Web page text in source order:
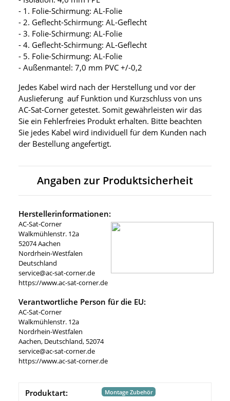
- 1. Folie-Schirmung: AL-Folie
- 2. Geflecht-Schirmung: AL-Geflecht
- 3. Folie-Schirmung: AL-Folie
- 4. Geflecht-Schirmung: AL-Geflecht
- 5. Folie-Schirmung: AL-Folie
- Außenmantel: 7,0 mm PVC +/-0,2
Jedes Kabel wird nach der Herstellung und vor der
Auslieferung auf Funktion und Kurzschluss von uns
AC-Sat-Corner getestet. Somit gewährleisten wir das
Sie ein Fehlerfreies Produkt erhalten. Bitte beachten
Sie jedes Kabel wird individuell für dem Kunden nach
der Bestellung angefertigt.
Angaben zur Produktsicherheit
Herstellerinformationen:
AC-Sat-Corner
Walkmühlenstr. 12a
52074 Aachen
Nordrhein-Westfalen
Deutschland
service@ac-sat-corner.de
https://www.ac-sat-corner.de
Verantwortliche Person für die EU:
AC-Sat-Corner
Walkmühlenstr. 12a
Nordrhein-Westfalen
Aachen, Deutschland, 52074
service@ac-sat-corner.de
https://www.ac-sat-corner.de
Produktart: Montage Zubehör